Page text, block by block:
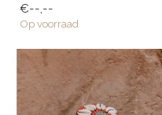
€--,--
Op voorraad